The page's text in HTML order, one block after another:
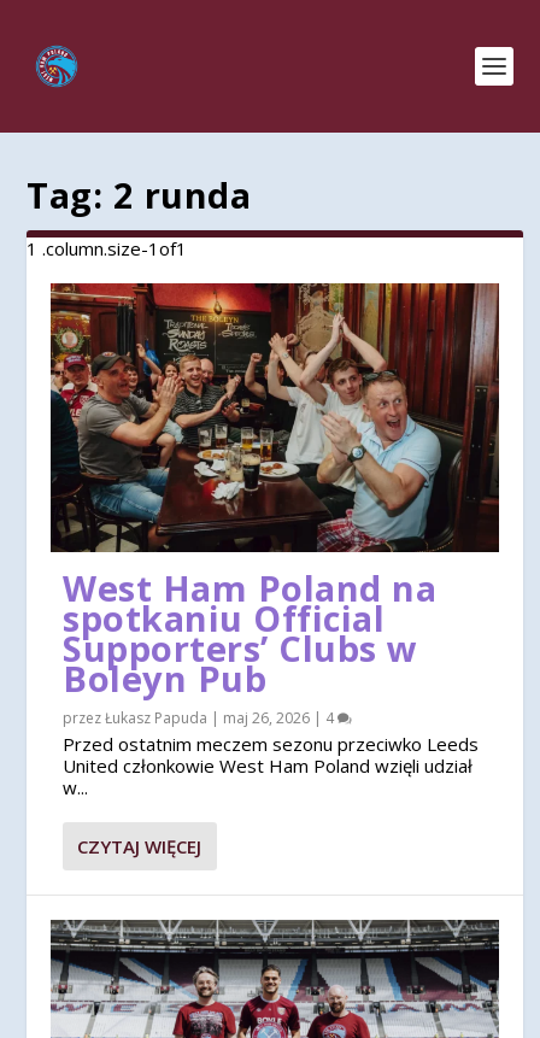
Tag: 2 runda
West Ham Poland na
spotkaniu Official
Supporters’ Clubs w
Boleyn Pub
przezŁukasz Papuda | maj 26, 2026 | 4
Przed ostatnim meczem sezonu przeciwko Leeds
United członkowie West Ham Poland wzięli udział
w...
CZYTAJ WIĘCEJ